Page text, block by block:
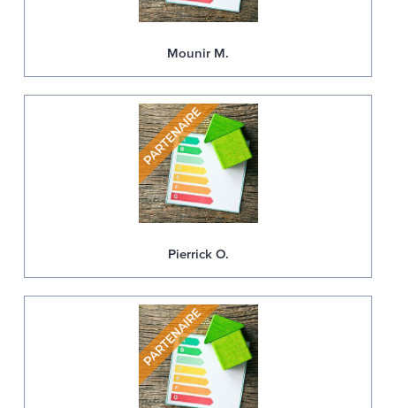
Mounir M.
Pierrick O.